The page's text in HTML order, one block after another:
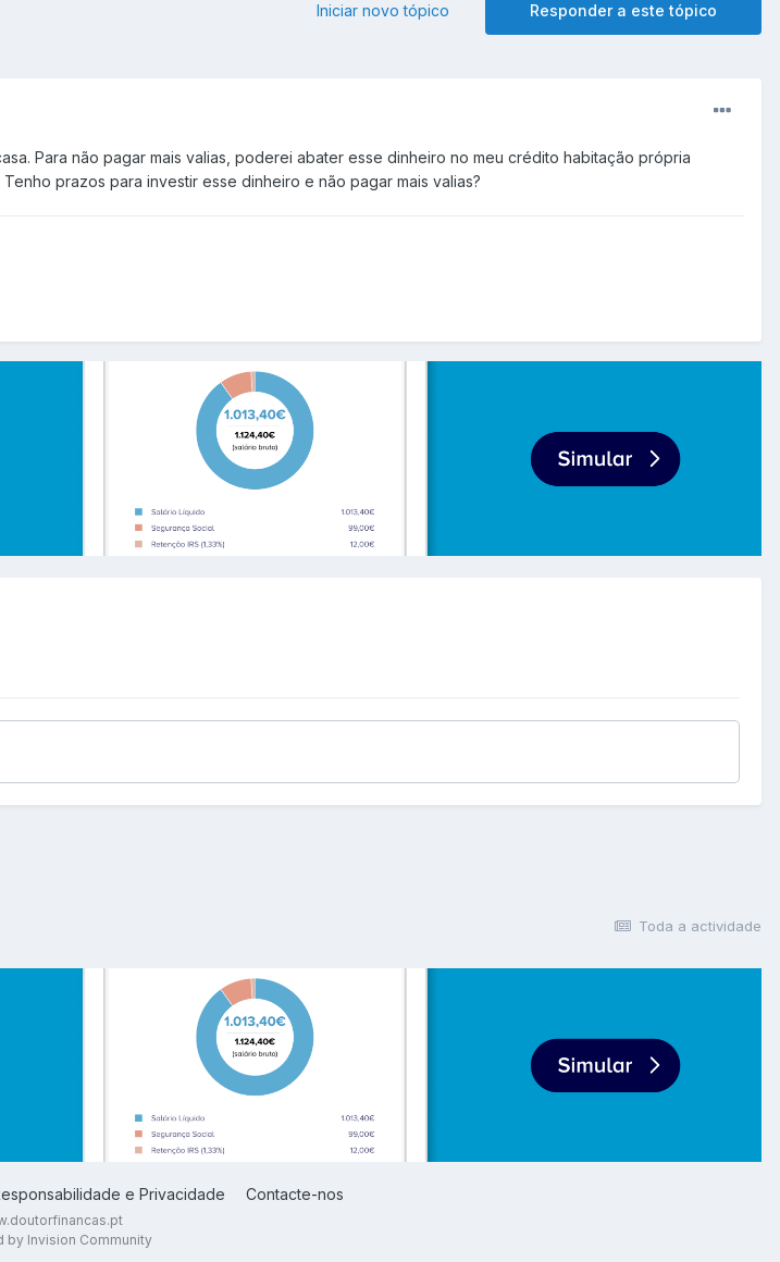
Responder a este tópico
Iniciar novo tópico
Para não pagar mais valias, poderei abater esse dinheiro no meu crédito habitação própria
prazos para investir esse dinheiro e não pagar mais valias?
Toda a actividade
e Privacidade Contacte-nos
by Invision Community